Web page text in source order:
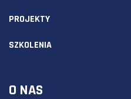
PROJEKTY
SZKOLENIA
O NAS